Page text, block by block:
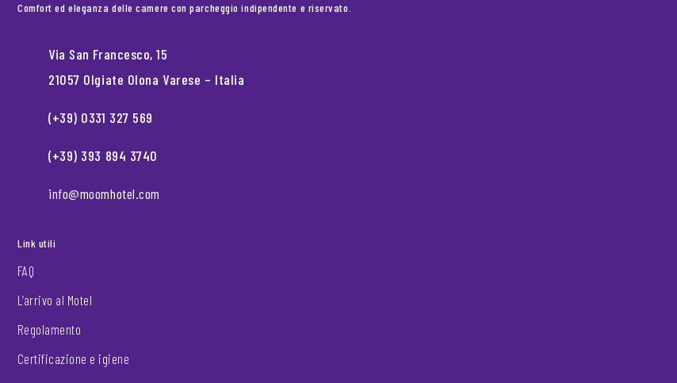
Comfort ed eleganza delle camere con parcheggio indipendente e riservato.
Via San Francesco, 15
21057 Olgiate Olona Varese – Italia
(+39) 0331 327 569
(+39) 393 894 3740
info@moomhotel.com
Link utili
FAQ
L’arrivo al Motel
Regolamento
Certificazione e igiene